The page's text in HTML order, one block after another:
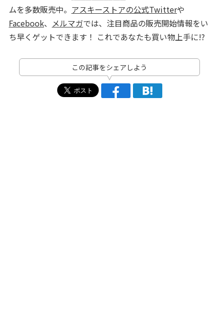
ムを多数販売中。 アスキーストアの公式Twitterや
Facebook、 メルマガでは、注目商品の販売開始情報をい
ち早くゲットできます！ これであなたも買い物上手に!?
この記事をシェアしよう